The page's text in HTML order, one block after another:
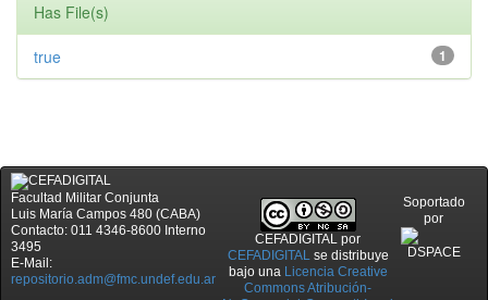
Has File(s)
1
true
Facultad Militar Conjunta
Luis María Campos 480 (CABA)
Contacto: 011 4346-8600 Interno
3495
E-Mail:
repositorio.adm@fmc.undef.edu.ar
CEFADIGITAL por
CEFADIGITALse distribuye
bajo una Licencia Creative
Commons Atribución-
Soportado
por